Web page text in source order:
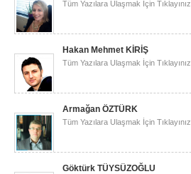
Tüm Yazılara Ulaşmak İçin Tıklayınız.
Hakan Mehmet KİRİŞ
Tüm Yazılara Ulaşmak İçin Tıklayınız.
Armağan ÖZTÜRK
Tüm Yazılara Ulaşmak İçin Tıklayınız.
Göktürk TÜYSÜZOĞLU